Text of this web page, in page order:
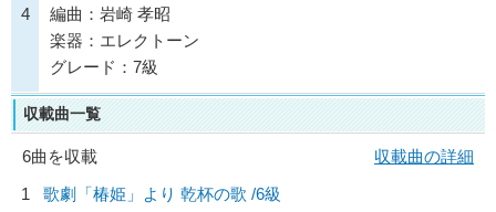
4
編曲：岩崎 孝昭
楽器：エレクトーン
グレード：7級
収載曲一覧
6曲を収載
収載曲の詳細
1
歌劇「椿姫」より 乾杯の歌 /6級